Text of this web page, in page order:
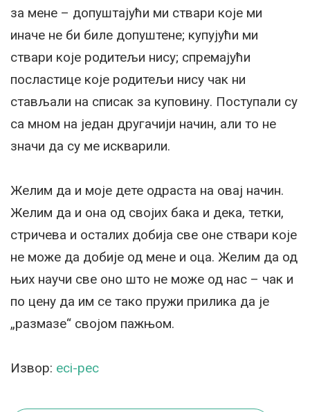
за мене – допуштајући ми ствари које ми
иначе не би биле допуштене; купујући ми
ствари које родитељи нису; спремајући
посластице које родитељи нису чак ни
стављали на списак за куповину. Поступали су
са мном на један другачији начин, али то не
значи да су ме искварили.
Желим да и моје дете одраста на овај начин.
Желим да и она од својих бака и дека, тетки,
стричева и осталих добија све оне ствари које
не може да добије од мене и оца. Желим да од
њих научи све оно што не може од нас – чак и
по цену да им се тако пружи прилика да је
„размазе“ својом пажњом.
Извор: eci-pec